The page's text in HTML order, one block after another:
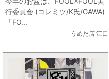
ミツ/K氏/GAWA)
「FOOL×FOOL」をお出しま
す！
行委員会 (コレミツ/K氏/GAWA)
「FO...
うめだ店 江口